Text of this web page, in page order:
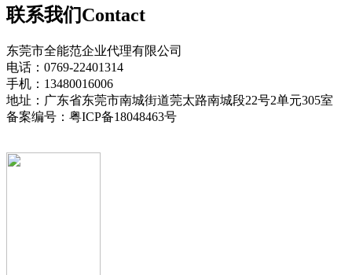
联系我们Contact
东莞市全能范企业代理有限公司
电话：0769-22401314
手机：13480016006
地址：广东省东莞市南城街道莞太路南城段22号2单元305室
备案编号：粤ICP备18048463号